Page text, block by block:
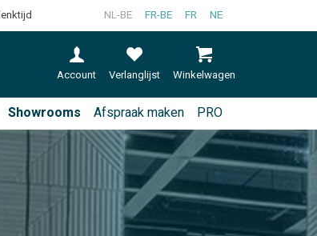
NL-BE FR-BE FR NE
Account Verlanglijst Winkelwagen
Showrooms Afspraak maken PRO